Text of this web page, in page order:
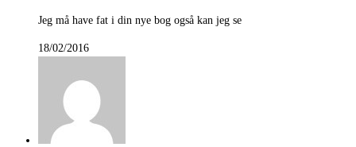
Jeg må have fat i din nye bog også kan jeg se
18/02/2016